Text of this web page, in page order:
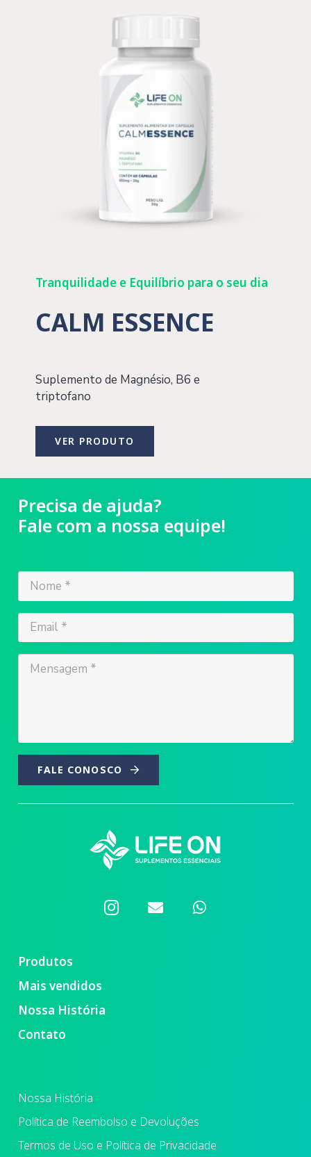
Tranquilidade e Equilíbrio para o seu dia
CALM ESSENCE
Suplemento de Magnésio, B6 e
triptofano
VER PRODUTO
Precisa de ajuda?
Fale com a nossa equipe!
FALE CONOSCO
Produtos
Mais vendidos
Nossa História
Contato
Nossa História
Política de Reembolso e Devoluções
Termos de Uso e Política de Privacidade